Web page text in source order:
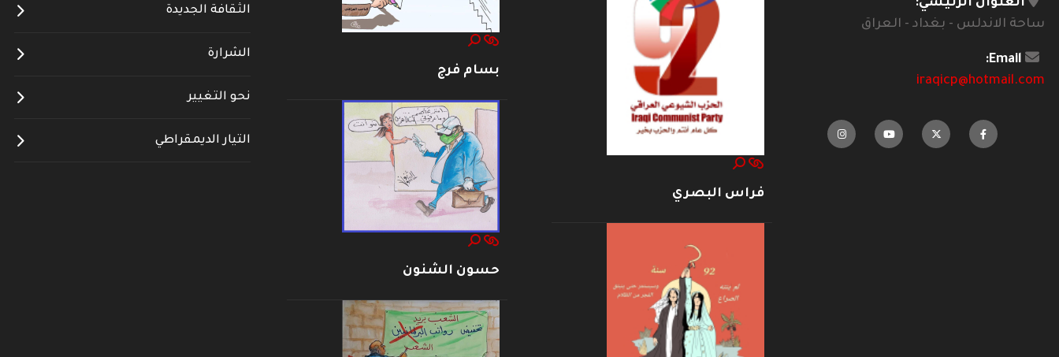
العنوان الرئيسي:
ساحة الاندلس - بغداد - العراق
Email:
iraqicp@hotmail.com
فراس البصري
بسام فرج
حسون الشنون
الثقافة الجديدة
الشرارة
نحو التغيير
التيار الديمقراطي